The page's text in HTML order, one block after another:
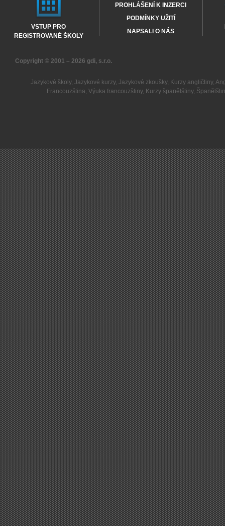
VSTUP PRO
REGISTROVANÉ ŠKOLY
PROHLÁŠENÍ K INZERCI
PODMÍNKY UŽITÍ
NAPSALI O NÁS
Copyright © 2001 – 2026 gdi, s.r.o.
Jazykové školy, Jazykové kurzy, Jazykové zkoušky, Kurzy angličtiny,
Francouzština,Výuka francouzštiny, Kurzy španělštiny,